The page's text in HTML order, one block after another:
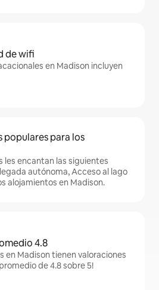
de wifi
en Madison incluyen
para los
les encantan las siguientes
autónoma, Acceso al lago
alojamientos en Madison.
4.8
en Madison tienen valoraciones
de 4.8 sobre 5!